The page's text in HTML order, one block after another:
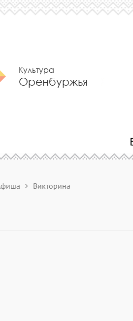
Культура
Оренбуржья
Викторина